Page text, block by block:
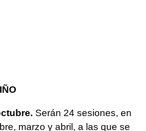
Serán 24 sesiones, en
marzo y abril, a las que se